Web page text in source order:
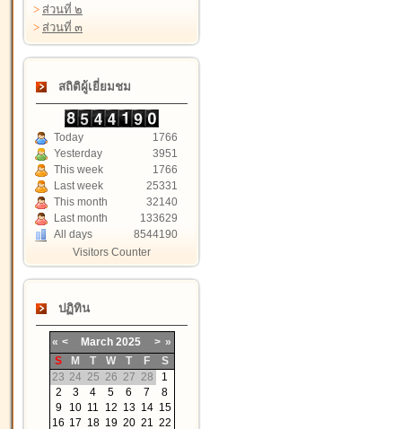
> ส่วนที่ ๒
> ส่วนที่ ๓
สถิติผู้เยี่ยมชม
Today
1766
Yesterday
3951
This week
1766
Last week
25331
This month
32140
Last month
133629
All days
8544190
Visitors Counter
ปฏิทิน
« < March 2025 > »
S
M T W T F
S
23 24 25 26 27 28
1
2
3 4 5 6 7
8
9
10 11 12 13 14 15
16 17 18 19 20 21 22